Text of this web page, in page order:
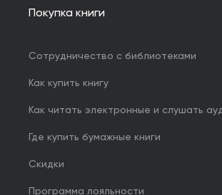
Покупка книги
Сотрудничество с библиотеками
Как купить книгу
Как читать электронные и слушать
Где купить бумажные книги
Скидки
Программа лояльности